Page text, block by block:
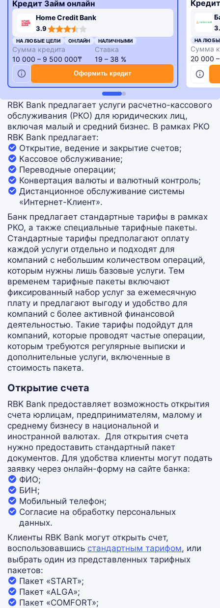
Кредит Займ онлайн
Home Credit Bank
3.9
rating
НА ЛЮБЫЕ ЦЕЛИ ОНЛАЙН НАЛИЧНЫМИ
Сумма кредита
10 000 – 9 500 000₸
Ставка
19 – 38 %
Оформить кредит
НА
Сумма
20 000
RBK Bank предлагает услуги расчетно-кассового
обслуживания (РКО) для юридических лиц,
включая малый и средний бизнес. В рамках РКО
RBK Bank предлагает:
Открытие, ведение и закрытие счетов;
Кассовое обслуживание;
Переводные операции;
Конвертация валюты и валютный контроль;
Дистанционное обслуживание системы
«Интернет-Клиент».
Банк предлагает стандартные тарифы в рамках
РКО, а также специальные тарифные пакеты.
Стандартные тарифы предполагают оплату
каждой услуги отдельно и подходят для
компаний с небольшим количеством операций,
которым нужны лишь базовые услуги. Тем
временем тарифные пакеты включают
фиксированный набор услуг за ежемесячную
плату и предлагают выгоду и удобство для
компаний с более активной финансовой
деятельностью. Такие тарифы подойдут для
компаний, которые проводят частые операции,
которым требуются регулярные выписки и
дополнительные услуги, включенные в
стоимость пакета.
Открытие счета
RBK Bank предоставляет возможность открытия
счета юрлицам, предпринимателям, малому и
среднему бизнесу в национальной и
иностранной валютах. Для открытия счета
нужно предоставить стандартный пакет
документов. Для удобства клиенты могут подать
заявку через онлайн-форму на сайте банка:
ФИО;
БИН;
Мобильный телефон;
Согласие на обработку персональных
данных.
Клиенты RBK Bank могут открыть счет,
воспользовавшись стандартным тарифом, или
выбрать один из представленных тарифных
пакетов:
Пакет «START»;
Пакет «ALGA»;
Пакет «COMFORT»;